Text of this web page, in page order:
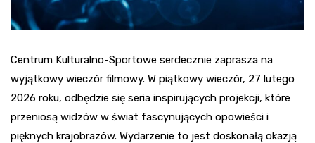
Centrum Kulturalno-Sportowe serdecznie zaprasza na
wyjątkowy wieczór filmowy. W piątkowy wieczór, 27 lutego
2026 roku, odbędzie się seria inspirujących projekcji, które
przeniosą widzów w świat fascynujących opowieści i
pięknych krajobrazów. Wydarzenie to jest doskonałą okazją